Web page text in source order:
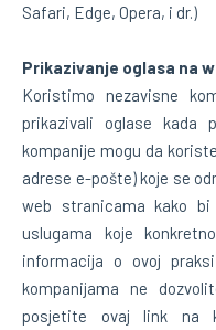
Safari, Edge, Opera, i dr.)
Prikazivanje oglasa na
Koristimo nezavisne
prikazivali oglase kada
kompanije mogu da
adrese e-pošte) koje se
web stranicama kako
uslugama koje
informacija o ovoj
kompanijama ne
posjetite ovaj link na